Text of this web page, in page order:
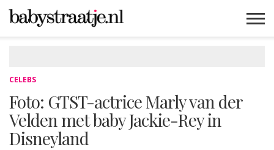
CELEBS
Foto: GTST-actrice Marly van der
Velden met baby Jackie-Rey in
Disneyland